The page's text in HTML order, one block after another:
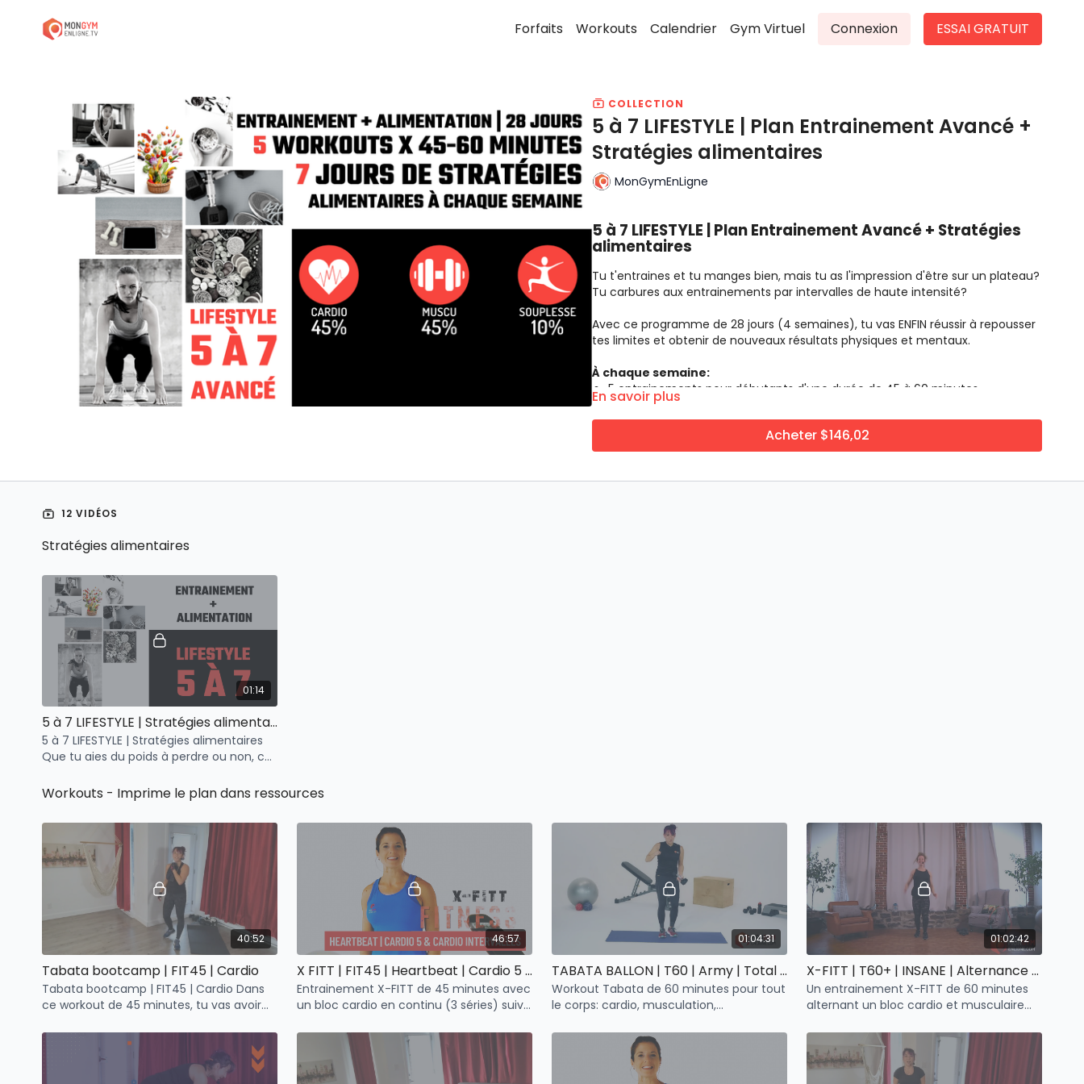
Forfaits Workouts Calendrier Gym Virtuel Connexion ESSAI GRATUIT
COLLECTION
5 à 7 LIFESTYLE | Plan Entrainement Avancé +
Stratégies alimentaires
MonGymEnLigne
5 à 7 LIFESTYLE | Plan Entrainement Avancé + Stratégies
alimentaires
Tu t'entraines et tu manges bien, mais tu as l'impression d'être sur un plateau?
Tu carbures aux entrainements par intervalles de haute intensité?
Avec ce programme de 28 jours (4 semaines), tu vas ENFIN réussir à repousser
tes limites et obtenir de nouveaux résultats physiques et mentaux.
À chaque semaine:
5 entrainements pour débutants d'une durée de 45 à 60 minutes
7 jours de stratégies alimentaires efficaces
Si tu as du poids à perdre, tu peux t'attendre à perdre 5 à 7 livres dès les
premières semaines.
Marie-Hélène Rajotte, praticienne en gestion de poids
ÉQUIPEMENTS UTILISÉS
Haltères (facultatifs)
Ballon suisse
Tapis de sol
OUTILS
Tes Stratégies Alimentaires
Horaire du plan 28 jours à imprimer
Fiche de tes données pour tes résultats Avant et Après
En savoir plus
Acheter $146,02
12 VIDÉOS
Stratégies alimentaires
01:14
5 à 7 LIFESTYLE | Stratégies alimentaires
5 à 7 LIFESTYLE | Stratégies alimentaires
Que tu aies du poids à perdre ou non, ces
résultats désirés.
Workouts - Imprime le plan dans ressources
40:52
Tabata bootcamp | FIT45 | Cardio
Tabata bootcamp | FIT45 | Cardio Dans
ce workout de 45 minutes, tu vas avoir
cardiovasculaires "bodyweight".
46:57
X FITT | FIT45 | Heartbeat | Cardio 5 & Cardio intervalles
Entrainement X-FITT de 45 minutes avec
un bloc cardio en continu (3 séries) suivi
élevée.
01:04:31
TABATA BALLON | T60 | Army | Total body
Workout Tabata de 60 minutes pour tout
le corps: cardio, musculation,
avec ballon et haltères.
01:02:42
X-FITT | T60+ | INSANE | Alternance Cardio 5 et Tri-Sets Muscu
Un entrainement X-FITT de 60 minutes
alternant un bloc cardio et musculaire